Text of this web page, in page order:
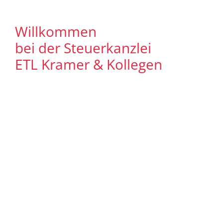
Willkommen
bei der Steuerkanzlei
ETL Kramer & Kollegen